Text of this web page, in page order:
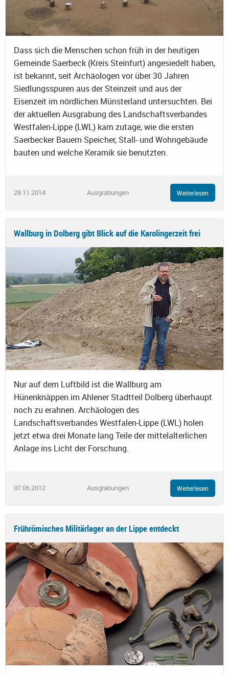
Dass sich die Menschen schon früh in der heutigen
Gemeinde Saerbeck (Kreis Steinfurt) angesiedelt haben,
ist bekannt, seit Archäologen vor über 30 Jahren
Siedlungsspuren aus der Steinzeit und aus der
Eisenzeit im nördlichen Münsterland untersuchten. Bei
der aktuellen Ausgrabung des Landschaftsverbandes
Westfalen-Lippe (LWL) kam zutage, wie die ersten
Saerbecker Bauern Speicher, Stall- und Wohngebäude
bauten und welche Keramik sie benutzten.
28.11.2014 Ausgrabungen Weiterlesen
Wallburg in Dolberg gibt Blick auf die Karolingerzeit frei
Nur auf dem Luftbild ist die Wallburg am
Hünenknäppen im Ahlener Stadtteil Dolberg überhaupt
noch zu erahnen. Archäologen des
Landschaftsverbandes Westfalen-Lippe (LWL) holen
jetzt etwa drei Monate lang Teile der mittelalterlichen
Anlage ins Licht der Forschung.
07.06.2012 Ausgrabungen Weiterlesen
Frührömisches Militärlager an der Lippe entdeckt